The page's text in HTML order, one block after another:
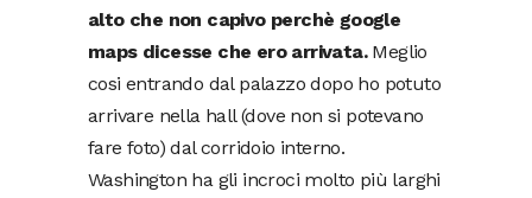
alto che non capivo perchè google
maps dicesse che ero arrivata.Meglio
cosi entrando dal palazzo dopo ho potuto
arrivare nella hall (dove non si potevano
fare foto) dal corridoio interno.
Washington ha gli incroci molto più larghi